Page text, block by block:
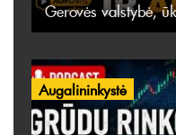
Gerovės valstybė,
Augalininkystė